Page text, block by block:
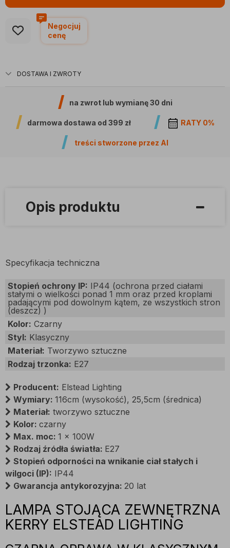
Negocjuj
cenę
DOSTAWA I ZWROTY
na zwrot lub wymianę30 dni
darmowa dostawa od 399 zł RATY 0%
treści stworzone przez AI
Opis produktu
Specyfikacja techniczna
Stopień ochrony IP: IP44 (ochrona przed ciałami
stałymi o wielkości ponad 1 mm oraz przed kroplami
padającymi pod dowolnym kątem, ze wszystkich stron
(deszcz) )
Kolor: Czarny
Styl: Klasyczny
Materiał: Tworzywo sztuczne
Rodzaj trzonka: E27
Producent: Elstead Lighting
Wymiary: 116cm (wysokość), 25,5cm (średnica)
Materiał: tworzywo sztuczne
Kolor: czarny
Max. moc: 1 x 100W
Rodzaj źródła światła: E27
Stopień odporności na wnikanie ciał stałych i
wilgoci (IP): IP44
Gwarancja antykorozyjna: 20 lat
LAMPA STOJĄCA ZEWNĘTRZNA
KERRY ELSTEAD LIGHTING